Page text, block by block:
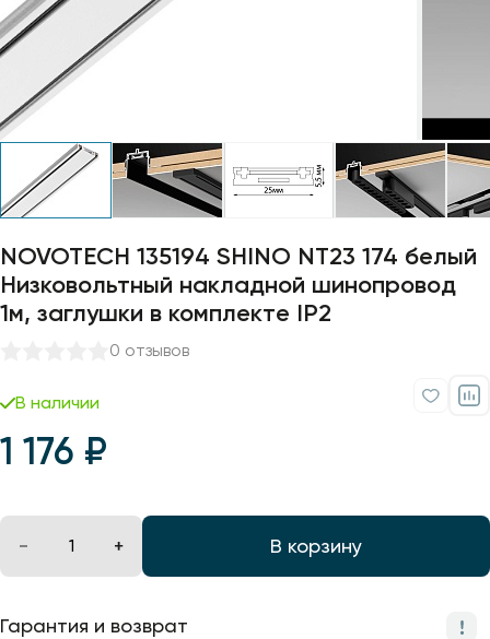
NOVOTECH 135194 SHINO NT23 174 белый
Низковольтный накладной шинопровод
1м, заглушки в комплекте IP2
0 отзывов
В наличии
1 176 ₽
В корзину
Гарантия и возврат
Профили для ленты
Лампочки